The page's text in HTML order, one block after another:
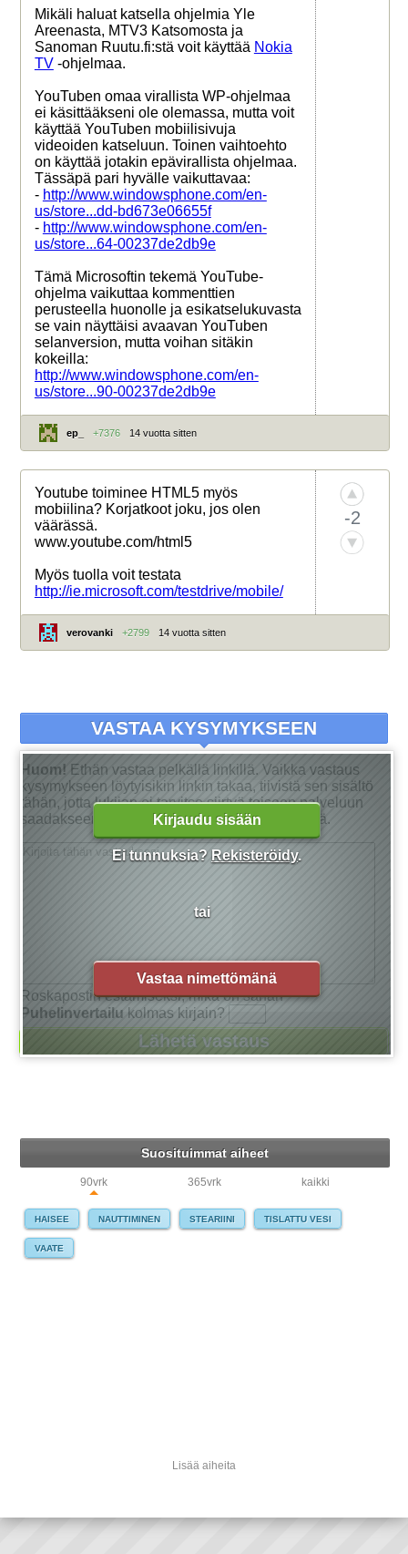
Mikäli haluat katsella ohjelmia Yle
Areenasta, MTV3 Katsomosta ja
Sanoman Ruutu.fi:stä voit käyttää Nokia
TV-ohjelmaa.
YouTuben omaa virallista WP-ohjelmaa
ei käsittääkseni ole olemassa, mutta voit
käyttää YouTuben mobiilisivuja
videoiden katseluun. Toinen vaihtoehto
on käyttää jotakin epävirallista ohjelmaa.
Tässäpä pari hyvälle vaikuttavaa:
- http://www.windowsphone.com/en-
us/store...dd-bd673e06655f
- http://www.windowsphone.com/en-
us/store...64-00237de2db9e
Tämä Microsoftin tekemä YouTube-
ohjelma vaikuttaa kommenttien
perusteella huonolle ja esikatselukuvasta
se vain näyttäisi avaavan YouTuben
selanversion, mutta voihan sitäkin
kokeilla:
http://www.windowsphone.com/en-
us/store...90-00237de2db9e
ep_ +7376 14 vuotta sitten
Youtube toiminee HTML5 myös
mobiilina? Korjatkoot joku, jos olen
väärässä.
www.youtube.com/html5
Myös tuolla voit testata
http://ie.microsoft.com/testdrive/mobile/
-2
verovanki +2799 14 vuotta sitten
Kirjaudu sisään
Ei tunnuksia? Rekisteröidy.
tai
Vastaa nimettömänä
VASTAA KYSYMYKSEEN
Huom! Ethän vastaa pelkällä linkillä. Vaikka vastaus
kysymykseen löytyisikin linkin takaa, tiivistä sen sisältö
tähän, jotta lukijan ei tarvitse siirtyä toiseen palveluun
saadakseen tarkan vastauksen kysymykseensä.
Roskapostin estämiseksi, mikä on sanan
Puhelinvertailu kolmas kirjain?
Suosituimmat aiheet
90vrk 365vrk kaikki
HAISEE NAUTTIMINEN STEARIINI TISLATTU VESI
VAATE
Lisää aiheita